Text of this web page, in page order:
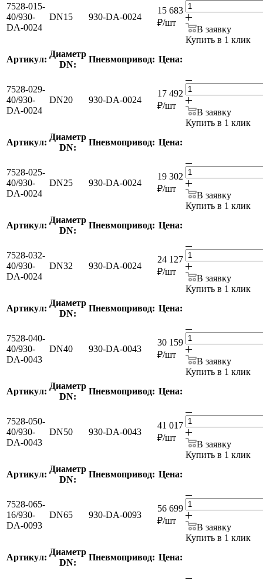
7528-015-
40/930-
DA-0024
DN15 930-DA-0024
15 683
₽/шт
В заявку
Купить в 1 клик
Артикул:
Диаметр
DN:
Пневмопривод: Цена:
7528-029-
40/930-
DA-0024
DN20 930-DA-0024
17 492
₽/шт
В заявку
Купить в 1 клик
Артикул:
Диаметр
DN:
Пневмопривод: Цена:
7528-025-
40/930-
DA-0024
DN25 930-DA-0024
19 302
₽/шт
В заявку
Купить в 1 клик
Артикул:
Диаметр
DN:
Пневмопривод: Цена:
7528-032-
40/930-
DA-0024
DN32 930-DA-0024
24 127
₽/шт
В заявку
Купить в 1 клик
Артикул:
Диаметр
DN:
Пневмопривод: Цена:
7528-040-
40/930-
DA-0043
DN40 930-DA-0043
30 159
₽/шт
В заявку
Купить в 1 клик
Артикул:
Диаметр
DN:
Пневмопривод: Цена:
7528-050-
40/930-
DA-0043
DN50 930-DA-0043
41 017
₽/шт
В заявку
Купить в 1 клик
Артикул:
Диаметр
DN:
Пневмопривод: Цена:
7528-065-
16/930-
DA-0093
DN65 930-DA-0093
56 699
₽/шт
В заявку
Купить в 1 клик
Артикул:
Диаметр
DN:
Пневмопривод: Цена: